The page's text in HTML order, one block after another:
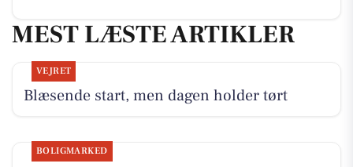
MEST LÆSTE ARTIKLER
VEJRET
Blæsende start, men dagen holder tørt
BOLIGMARKED